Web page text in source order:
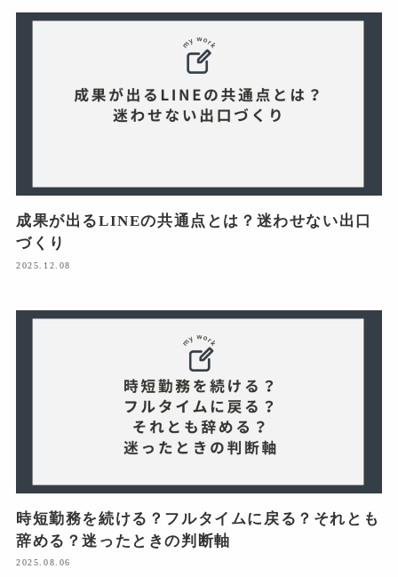
成果が出るLINEの共通点とは？迷わせない出口
づくり
2025.12.08
時短勤務を続ける？フルタイムに戻る？それとも
辞める？迷ったときの判断軸
2025.08.06